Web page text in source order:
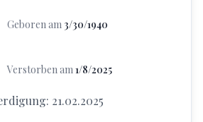
Geboren am 3/30/1940
Verstorben am1/8/2025
21.02.2025